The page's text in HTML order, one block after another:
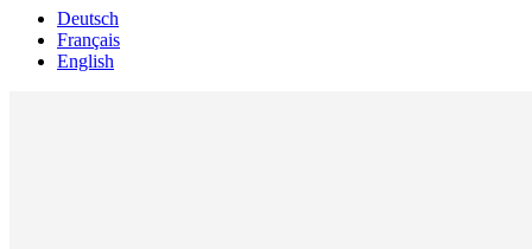
Deutsch
Français
English